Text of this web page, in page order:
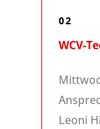
02
WCV-
Leoni